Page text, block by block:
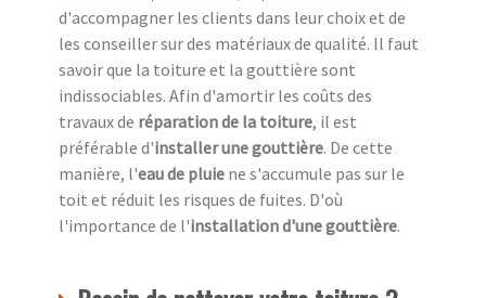
d'accompagner les clients dans leur choix et de
les conseiller sur des matériaux de qualité. Il faut
savoir que la toiture et la gouttière sont
indissociables. Afin d'amortir les coûts des
travaux de réparation de la toiture, il est
préférable d'installer une gouttière. De cette
manière, l'eau de pluie ne s'accumule pas sur le
toit et réduit les risques de fuites. D'où
l'importance de l'installation d'une gouttière.